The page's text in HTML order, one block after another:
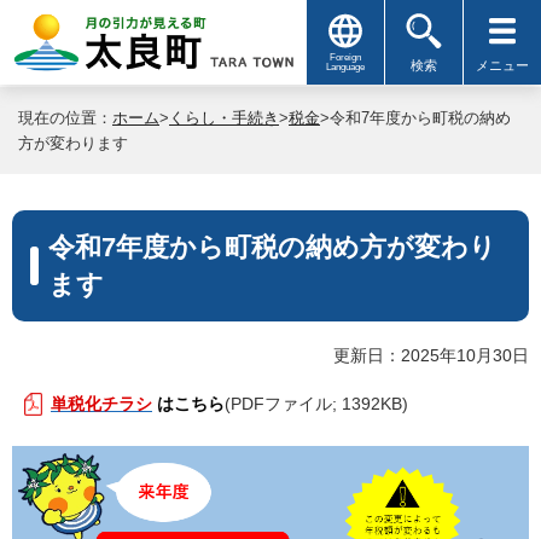
Foreign
Language
検索 メニュー
現在の位置： ホーム> くらし・手続き >税金>令和7年度から町税の納め
方が変わります
令和7年度から町税の納め方が変わり
ます
更新日：2025年10月30日
単税化チラシ はこちら(PDFファイル; 1392KB)